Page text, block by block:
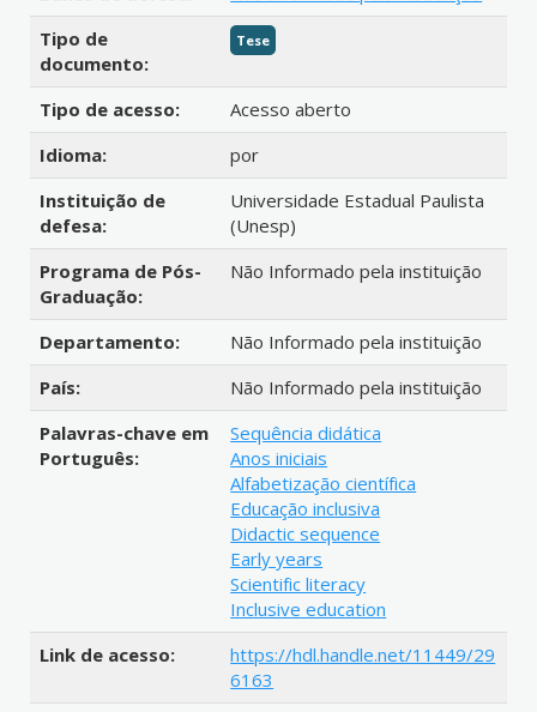
Tipo de
documento:
Tese
Tipo de acesso:
Acesso aberto
Idioma:
por
Instituição de
defesa:
Universidade Estadual Paulista
(Unesp)
Programa de Pós-
Graduação:
Não Informado pela instituição
Departamento:
Não Informado pela instituição
País:
Não Informado pela instituição
Palavras-chave em
Português:
Sequência didática
Anos iniciais
Alfabetização científica
Educação inclusiva
Didactic sequence
Early years
Scientific literacy
Inclusive education
Link de acesso:
https://hdl.handle.net/11449/29
6163